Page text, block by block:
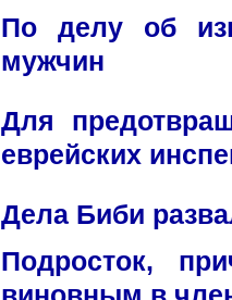
По делу об
мужчин
Для
еврейских
Дела Биби
Подросток,